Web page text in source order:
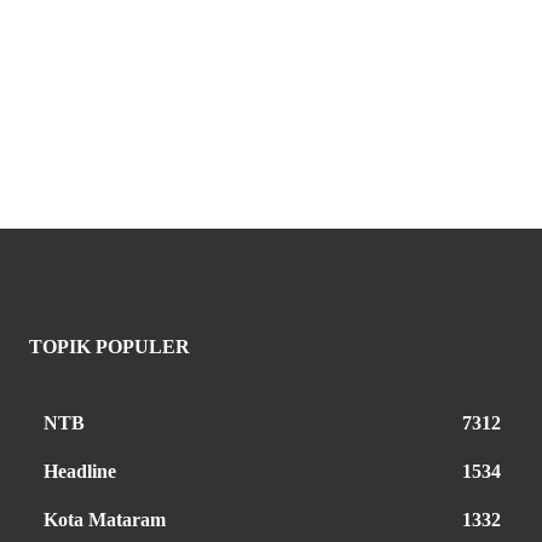
TOPIK POPULER
NTB 7312
Headline 1534
Kota Mataram 1332